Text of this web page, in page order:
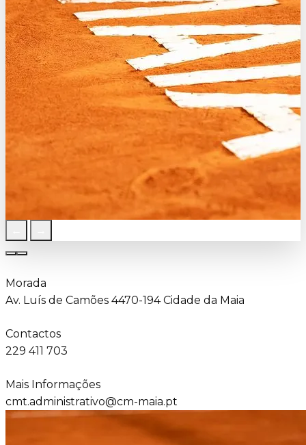
Morada
Av. Luís de Camões 4470-194 Cidade da Maia
Contactos
229 411 703
Mais Informações
cmt.administrativo@cm-maia.pt